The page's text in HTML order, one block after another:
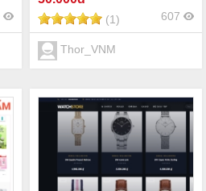
(1) 607
Thor_VNM